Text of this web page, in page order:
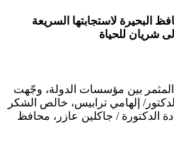
البحيرة لاستجابتها السريعة
شريان للحياة
بين مؤسسات الدولة، وجّهت
إلهامي ترابيس، خالص الشكر
الدكتورة / جاكلين عازر، محافظ